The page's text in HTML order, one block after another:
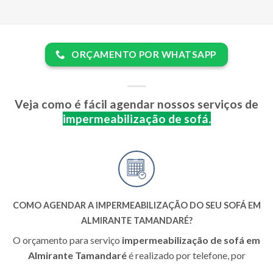
ORÇAMENTO POR WHATSAPP
Veja como é fácil agendar nossos serviços de
impermeabilização de sofá.
COMO AGENDAR A IMPERMEABILIZAÇÃO DO SEU SOFÁ EM
ALMIRANTE TAMANDARÉ?
O orçamento para serviço impermeabilização de sofá em
Almirante Tamandaréé realizado por telefone, por